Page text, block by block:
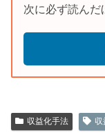
次に必ず読ん
収益化手法 収